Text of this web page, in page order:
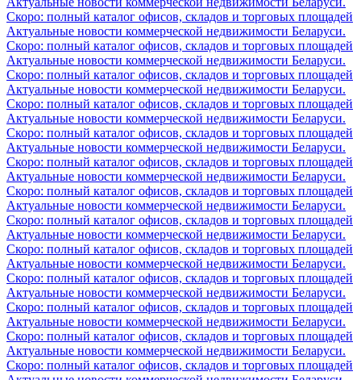
Скоро: полный каталог офисов, складов и торговых площадей
Актуальные новости коммерческой недвижимости Беларуси.
Скоро: полный каталог офисов, складов и торговых площадей
Актуальные новости коммерческой недвижимости Беларуси.
Скоро: полный каталог офисов, складов и торговых площадей
Актуальные новости коммерческой недвижимости Беларуси.
Скоро: полный каталог офисов, складов и торговых площадей
Актуальные новости коммерческой недвижимости Беларуси.
Скоро: полный каталог офисов, складов и торговых площадей
Актуальные новости коммерческой недвижимости Беларуси.
Скоро: полный каталог офисов, складов и торговых площадей
Актуальные новости коммерческой недвижимости Беларуси.
Скоро: полный каталог офисов, складов и торговых площадей
Актуальные новости коммерческой недвижимости Беларуси.
Скоро: полный каталог офисов, складов и торговых площадей
Актуальные новости коммерческой недвижимости Беларуси.
Скоро: полный каталог офисов, складов и торговых площадей
Актуальные новости коммерческой недвижимости Беларуси.
Скоро: полный каталог офисов, складов и торговых площадей
Актуальные новости коммерческой недвижимости Беларуси.
Скоро: полный каталог офисов, складов и торговых площадей
Актуальные новости коммерческой недвижимости Беларуси.
Скоро: полный каталог офисов, складов и торговых площадей
Актуальные новости коммерческой недвижимости Беларуси.
Скоро: полный каталог офисов, складов и торговых площадей